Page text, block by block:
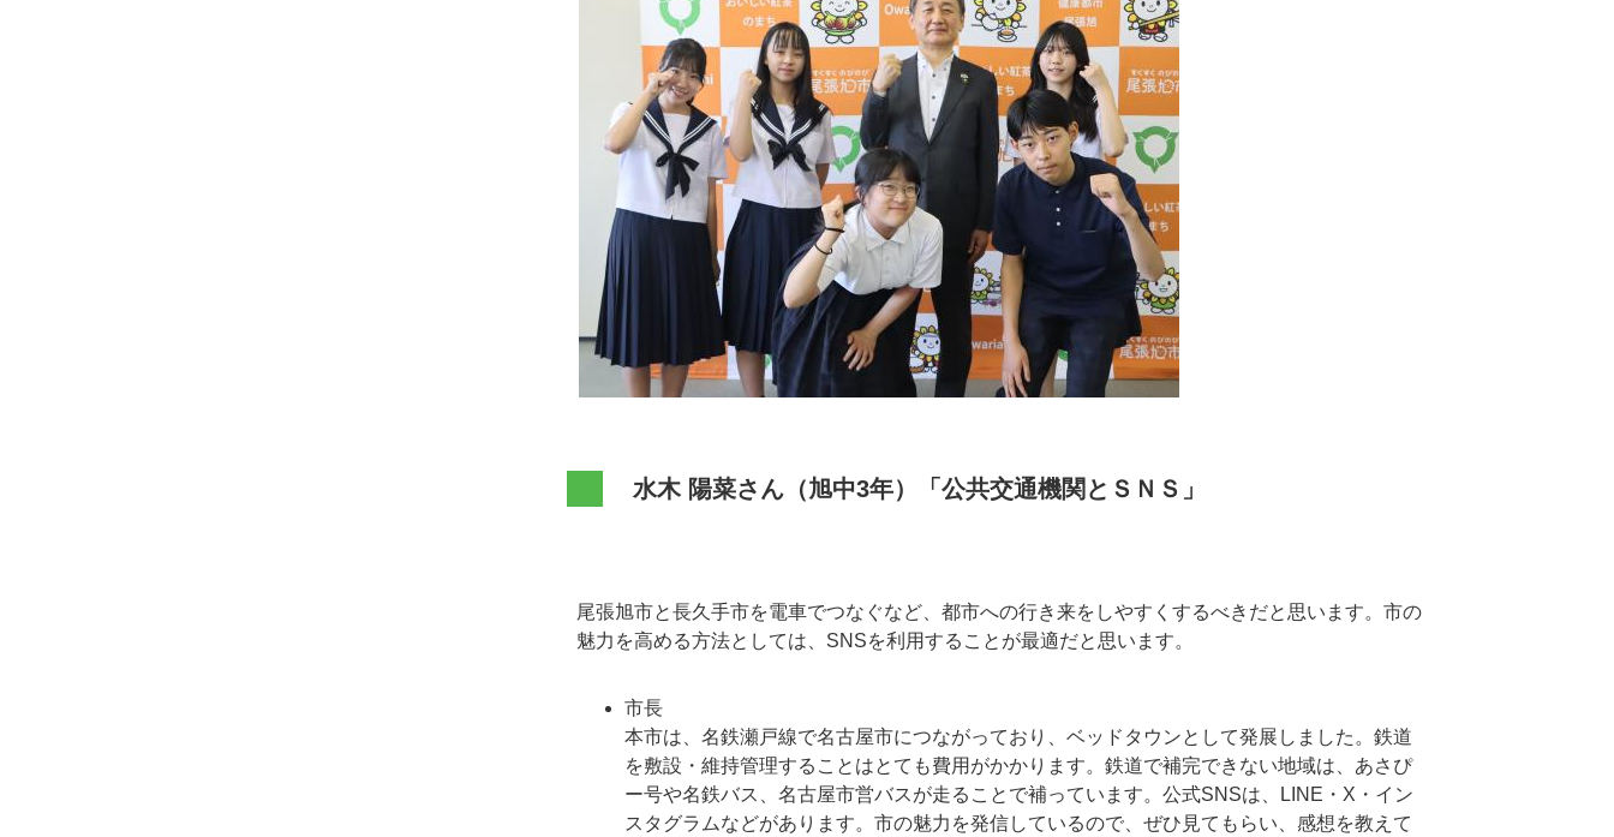
水木 陽菜さん（旭中3年）「公共交通機関とＳＮＳ」
尾張旭市と長久手市を電車でつなぐなど、都市への行き来をしやすくするべきだと思います。市の
魅力を高める方法としては、SNSを利用することが最適だと思います。
市長
本市は、名鉄瀬戸線で名古屋市につながっており、ベッドタウンとして発展しました。鉄道
を敷設・維持管理することはとても費用がかかります。鉄道で補完できない地域は、あさぴ
ー号や名鉄バス、名古屋市営バスが走ることで補っています。公式SNSは、LINE・X・イン
スタグラムなどがあります。市の魅力を発信しているので、ぜひ見てもらい、感想を教えて